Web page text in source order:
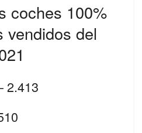
coches 100%
vendidos del
2.413